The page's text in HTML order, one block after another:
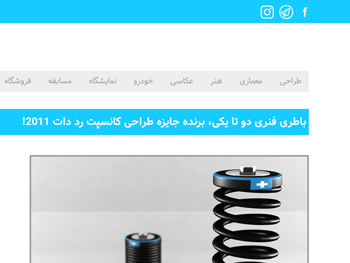
طراحی معماری هنر عکاسی خودرو نمایشگاه مسابقه فروشگاه
باطری فنری دو تا یکی، برنده جایزه طراحی کانسپت رد دات 2011!